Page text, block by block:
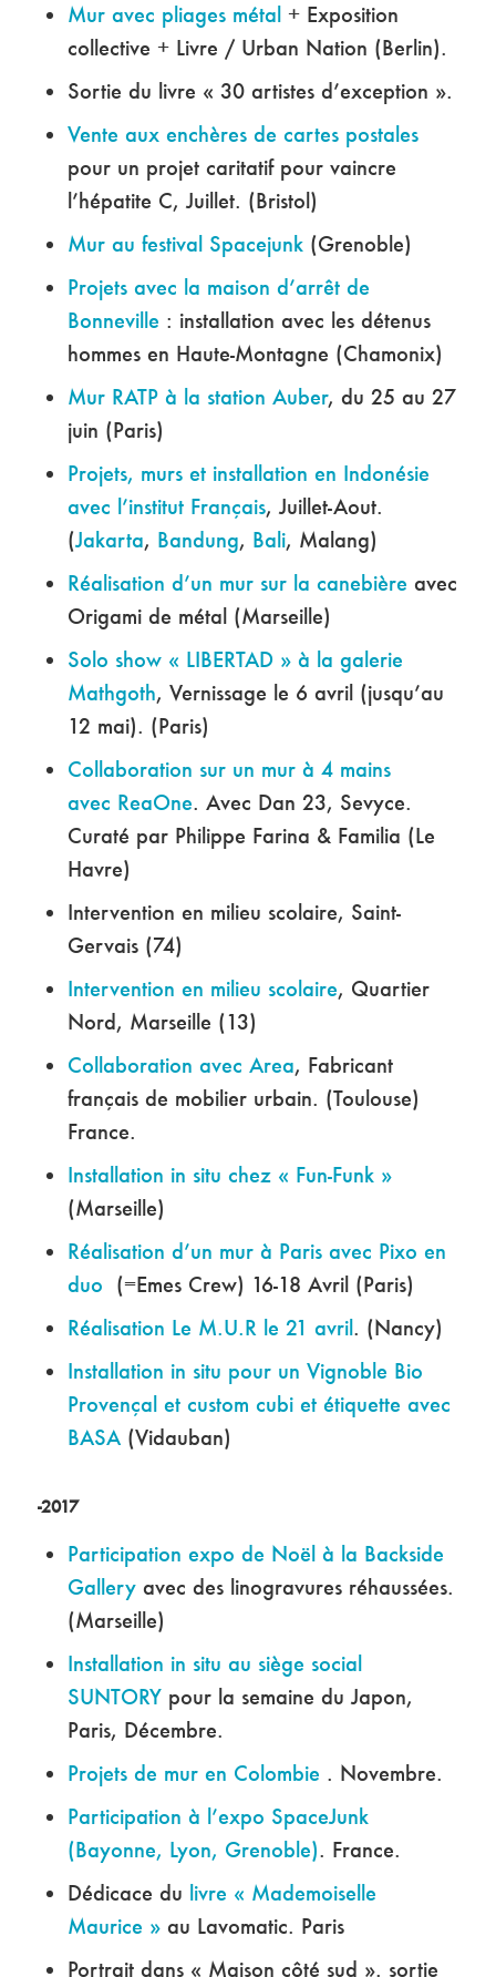
Mur avec pliages métal+ Exposition
collective + Livre / Urban Nation (Berlin).
Sortie du livre « 30 artistes d’exception ».
Vente aux enchères de cartes postales
pour un projet caritatif pour vaincre
l’hépatite C, Juillet. (Bristol)
Mur au festival Spacejunk(Grenoble)
Projets avec la maison d’arrêt de
Bonneville : installation avec les détenus
hommes en Haute-Montagne (Chamonix)
Mur RATP à la station Auber, du 25 au 27
juin (Paris)
Projets, murs et installation en Indonésie
avec l’institut Français, Juillet-Aout.
(Jakarta, Bandung, Bali, Malang)
Réalisation d’un mur sur la canebière avec
Origami de métal (Marseille)
Solo show « LIBERTAD » à la galerie
Mathgoth, Vernissage le 6 avril (jusqu’au
12 mai). (Paris)
Collaboration sur un mur à 4 mains
avec ReaOne. Avec Dan 23, Sevyce.
Curaté par Philippe Farina & Familia (Le
Havre)
Intervention en milieu scolaire, Saint-
Gervais (74)
Intervention en milieu scolaire, Quartier
Nord, Marseille (13)
Collaboration avec Area, Fabricant
français de mobilier urbain. (Toulouse)
France.
Installation in situ chez « Fun-Funk »
(Marseille)
Réalisation d’un mur à Paris avec Pixo en
duo (=Emes Crew) 16-18 Avril (Paris)
Réalisation Le M.U.R le 21 avril. (Nancy)
Installation in situ pour un Vignoble Bio
Provençal et custom cubi et étiquette avec
BASA (Vidauban)
-2017
Participation expo de Noël à la Backside
Galleryavec des linogravures réhaussées.
(Marseille)
Installation in situ au siège social
SUNTORYpour la semaine du Japon,
Paris, Décembre.
Projets de mur en Colombie . Novembre.
Participation à l’expo SpaceJunk
(Bayonne, Lyon, Grenoble). France.
Dédicace du livre « Mademoiselle
Maurice »au Lavomatic. Paris
Portrait dans « Maison côté sud ». sortie